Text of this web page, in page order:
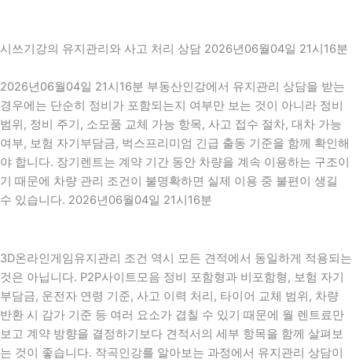
시쓰기강의 유지관리와 사고 처리 상담 2026년06월04일 21시16분
2026년06월04일 21시16분 부동산인강에서 유지관리 상담을 받는
경우에는 단순히 정비가 포함되는지 여부만 보는 것이 아니라 정비
범위, 정비 주기, 소모품 교체 가능 항목, 사고 접수 절차, 대차 가능
여부, 보험 자기부담금, 벅스프리미엄 긴급 출동 기준을 함께 확인해
야 합니다. 장기렌트는 계약 기간 동안 차량을 계속 이용하는 구조이
기 때문에 차량 관리 조건이 불명확하면 실제 이용 중 불편이 생길
수 있습니다. 2026년06월04일 21시16분
3D온라인게임유지관리 조건 역시 모든 견적에서 동일하게 적용되는
것은 아닙니다. P2P사이트모음 정비 포함형과 비포함형, 보험 자기
부담금, 운전자 연령 기준, 사고 이력 처리, 타이어 교체 범위, 차량
반환 시 감가 기준 등 여러 요소가 겹칠 수 있기 때문에 월 렌트료만
보고 계약 방향을 결정하기보다 견적서의 세부 항목을 함께 살펴보
는 것이 좋습니다. 작곡인강를 알아보는 과정에서 유지관리 상담이